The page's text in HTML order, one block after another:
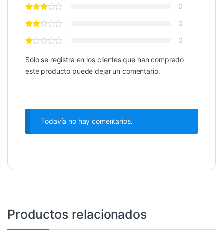
0
0
0
Sólo se registra en los clientes que han comprado
este producto puede dejar un comentario.
Todavía no hay comentarios.
Productos relacionados